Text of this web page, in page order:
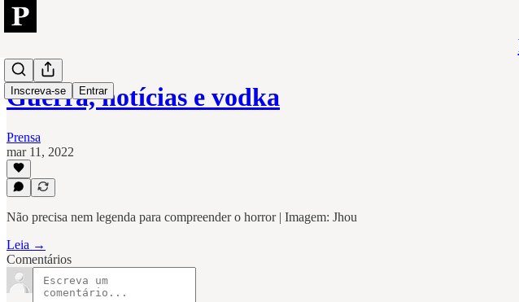
Inscreva-se Entrar
Guerra, notícias e vodka
Prensa
mar 11, 2022
Não precisa nem legenda para compreender o horror | Imagem: Jhou
Leia →
Comentários